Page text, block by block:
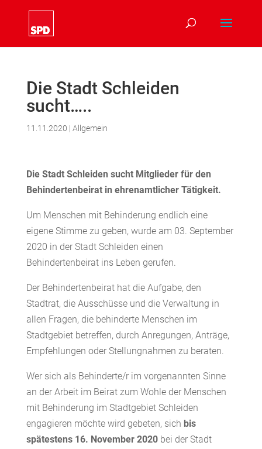
Die Stadt Schleiden
sucht…..
11.11.2020 | Allgemein
Die Stadt Schleiden sucht Mitglieder für den
Behindertenbeirat in ehrenamtlicher Tätigkeit.
Um Menschen mit Behinderung endlich eine
eigene Stimme zu geben, wurde am 03. September
2020 in der Stadt Schleiden einen
Behindertenbeirat ins Leben gerufen.
Der Behindertenbeirat hat die Aufgabe, den
Stadtrat, die Ausschüsse und die Verwaltung in
allen Fragen, die behinderte Menschen im
Stadtgebiet betreffen, durch Anregungen, Anträge,
Empfehlungen oder Stellungnahmen zu beraten.
Wer sich als Behinderte/r im vorgenannten Sinne
an der Arbeit im Beirat zum Wohle der Menschen
mit Behinderung im Stadtgebiet Schleiden
engagieren möchte wird gebeten, sich bis
spätestens 16. November 2020bei der Stadt